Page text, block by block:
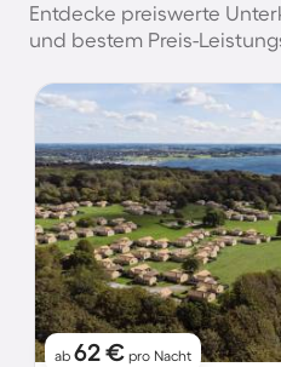
Entdecke preiswerte
und bestem Preis-
ab 62 € pro Nacht